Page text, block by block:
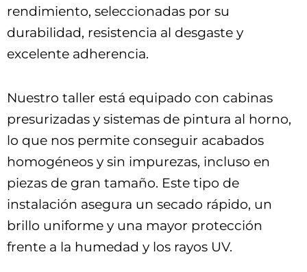
rendimiento, seleccionadas por su
durabilidad, resistencia al desgaste y
excelente adherencia.
Nuestro taller está equipado con cabinas
presurizadas y sistemas de pintura al horno,
lo que nos permite conseguir acabados
homogéneos y sin impurezas, incluso en
piezas de gran tamaño. Este tipo de
instalación asegura un secado rápido, un
brillo uniforme y una mayor protección
frente a la humedad y los rayos UV.